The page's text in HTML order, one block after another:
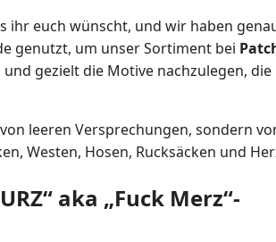
ihr euch wünscht, und wir haben
genutzt, um unser Sortiment bei
gezielt die Motive nachzulegen, die
leeren Versprechungen, sondern
Westen, Hosen, Rucksäcken und
“ aka „Fuck Merz“-